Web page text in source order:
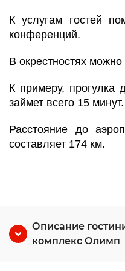
К услугам гостей
конференций.
В окрестностях можно
К примеру, прогулка
займет всего 15 минут.
Расстояние до
составляет 174 км.
Описание
комплекс Олимп